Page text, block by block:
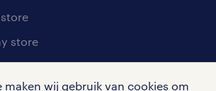
maken wij gebruik van cookies om
store